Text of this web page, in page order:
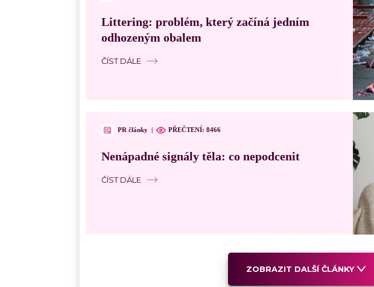
Littering: problém, který začíná jedním
odhozeným obalem
ČÍST DÁLE
PR články | PŘEČTENÍ: 8466
Nenápadné signály těla: co nepodcenit
ČÍST DÁLE
ZOBRAZIT DALŠÍ ČLÁNKY